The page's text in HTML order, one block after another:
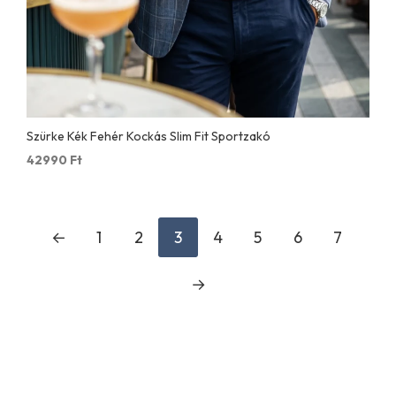
Szürke Kék Fehér Kockás Slim Fit Sportzakó
42990 Ft
← 1 2 3 4 5 6 7
→